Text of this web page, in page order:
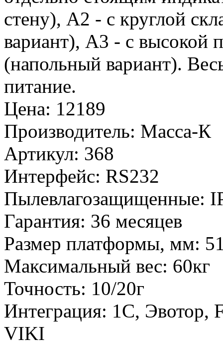
стену), A2 - с круглой
вариант), A3 - с высокой
(напольный вариант).
питание.
Цена: 12189
Производитель: Масса-К
Артикул: 368
Интерфейс: RS232
Пылевлагозащищенные:
Гарантия: 36 месяцев
Размер платформы, мм:
Максимальный вес: 60кг
Точность: 10/20г
Интеграция: 1С,
VIKI